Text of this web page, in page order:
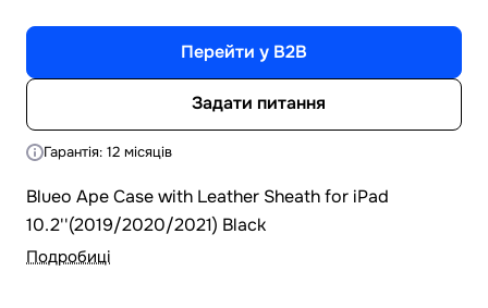
Перейти у B2B
Задати питання
Гарантія: 12 місяців
Blueo Ape Case with Leather Sheath for iPad
10.2''(2019/2020/2021) Black
Подробиці